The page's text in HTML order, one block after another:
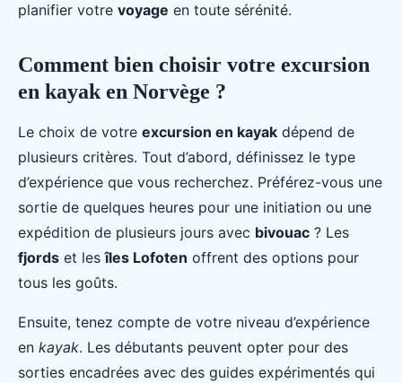
planifier votre voyage en toute sérénité.
Comment bien choisir votre excursion
en kayak en Norvège ?
Le choix de votre excursion en kayak dépend de
plusieurs critères. Tout d’abord, définissez le type
d’expérience que vous recherchez. Préférez-vous une
sortie de quelques heures pour une initiation ou une
expédition de plusieurs jours avec bivouac ? Les
fjords et lesîles Lofoten offrent des options pour
tous les goûts.
Ensuite, tenez compte de votre niveau d’expérience
en kayak. Les débutants peuvent opter pour des
sorties encadrées avec des guides expérimentés qui